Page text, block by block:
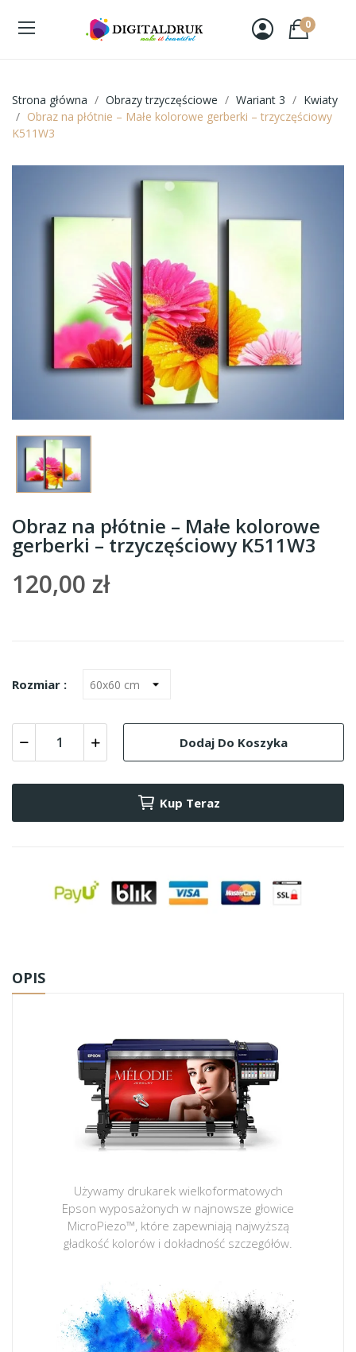
0
Strona główna Obrazy trzyczęściowe Wariant 3
Kwiaty
Obraz na płótnie – Małe kolorowe gerberki – trzyczęściowy
K511W3
Obraz na płótnie – Małe kolorowe
gerberki – trzyczęściowy K511W3
120,00 zł
Rozmiar :
Dodaj Do Koszyka
Kup Teraz
OPIS
Używamy drukarek wielkoformatowych
Epson wyposażonych w najnowsze głowice
MicroPiezo™, które zapewniają najwyższą
gładkość kolorów i dokładność szczegółów.